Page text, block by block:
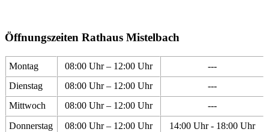
Öffnungszeiten Rathaus Mistelbach
Montag 08:00 Uhr – 12:00 Uhr
---
Dienstag
08:00 Uhr – 12:00 Uhr
---
Mittwoch
08:00 Uhr – 12:00 Uhr
---
Donnerstag
08:00 Uhr – 12:00 Uhr
14:00 Uhr - 18:00 Uhr